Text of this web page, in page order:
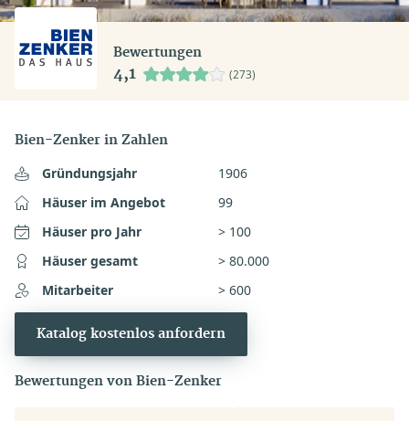
Bewertungen
4,1 (273)
Bien-Zenker in Zahlen
Gründungsjahr
1906
Häuser im Angebot
99
Häuser pro Jahr
> 100
Häuser gesamt
> 80.000
Mitarbeiter
> 600
Katalog kostenlos anfordern
Bewertungen von Bien-Zenker